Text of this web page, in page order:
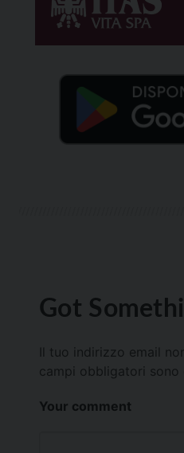
Got
Il tuo indirizzo email
campi obbligatori sono
Your comment